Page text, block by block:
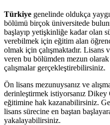
Türkiye genelinde oldukça
bölümü birçok üniversitede
başlayıp yetişkinliğe kadar olan
verebilmek için eğitim alan
olmak için çalışmaktadır. Lisans
veren bu bölümden mezun
çalışmalar gerçekleştirebilirsiniz.
Ön lisans mezunuysanız ve
derinleştirmek istiyorsanız Dikey
eğitimine hak kazanabilirsiniz.
lisans sürecine en baştan
yakalayabilirsiniz.